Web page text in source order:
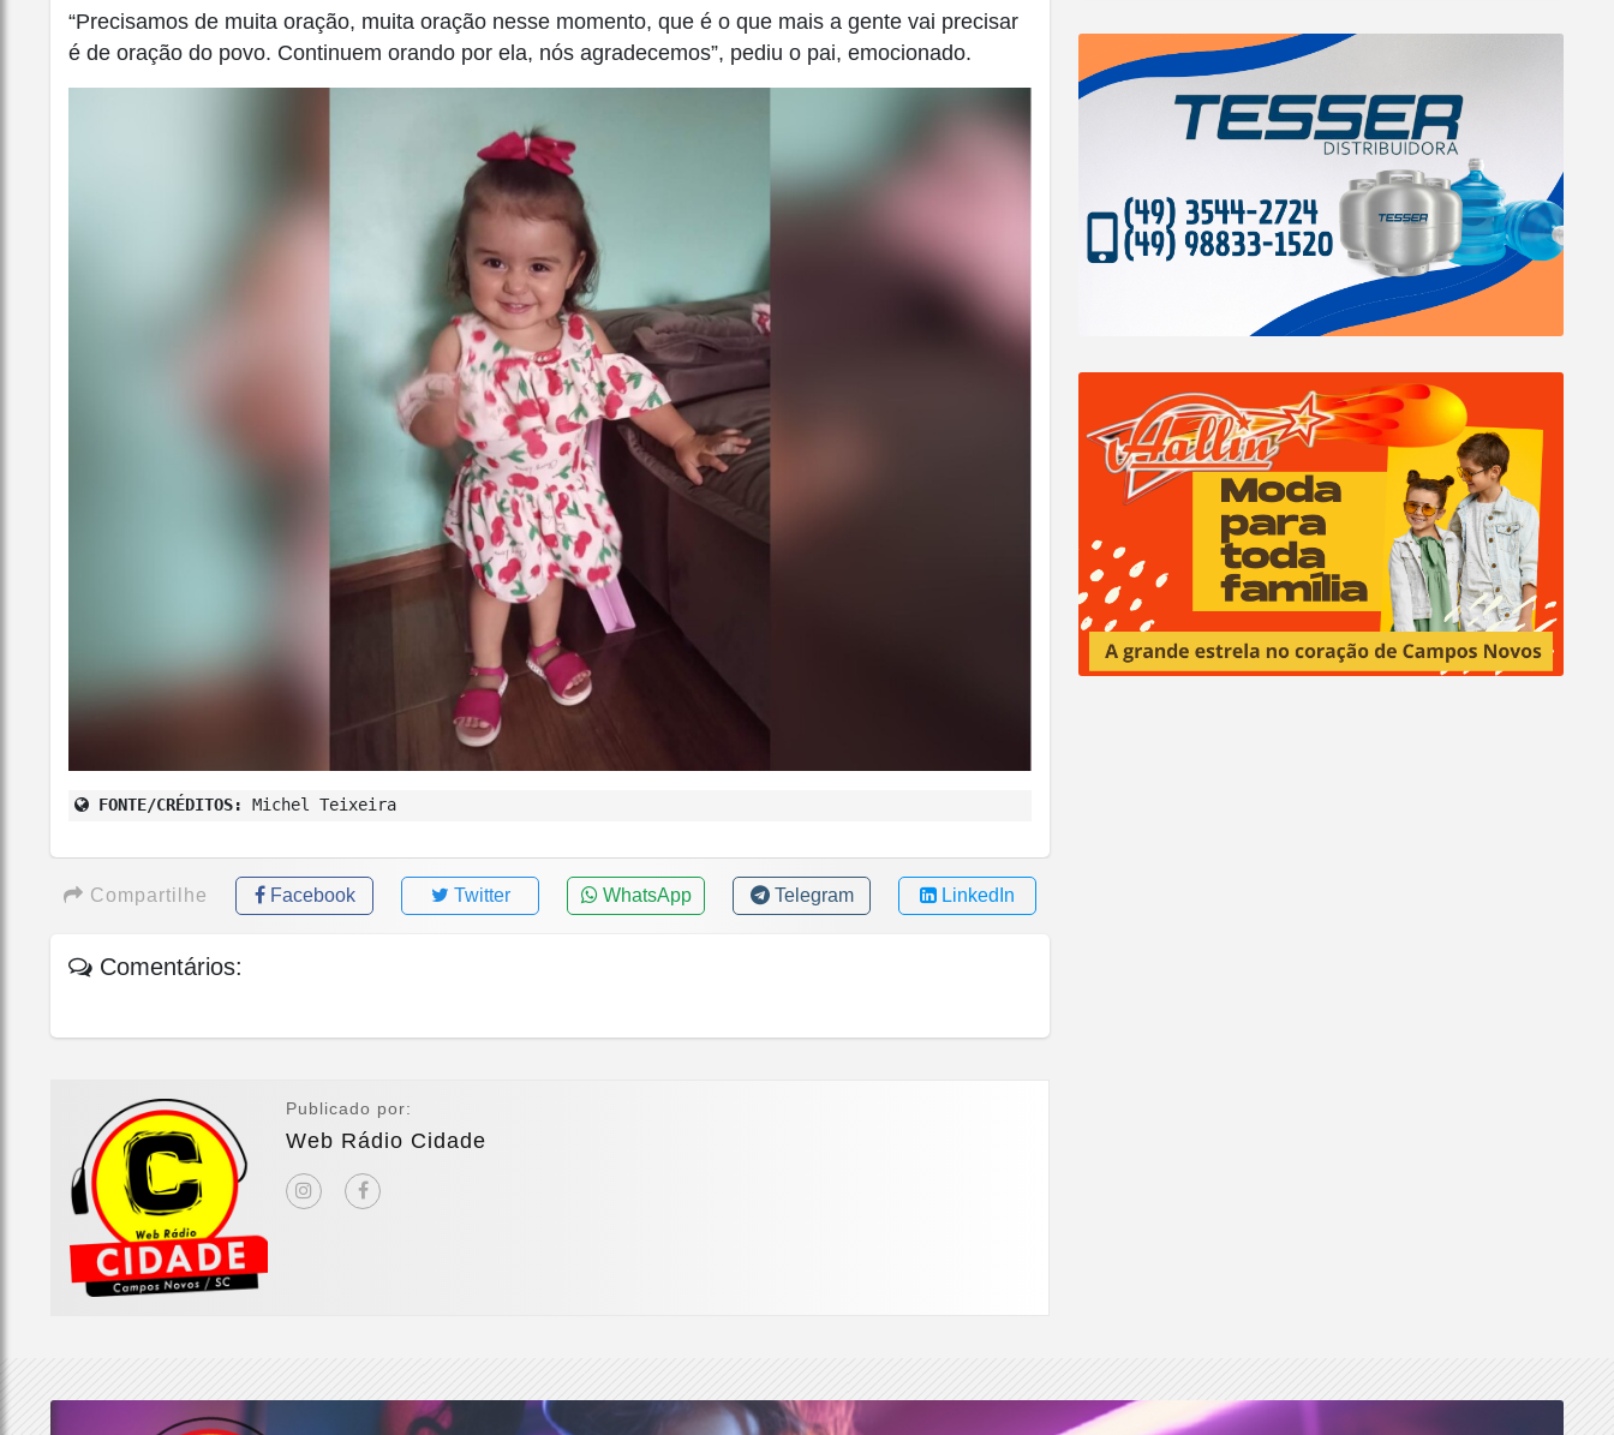
“Precisamos de muita oração, muita oração nesse momento, que é o que mais a gente vai precisar
é de oração do povo. Continuem orando por ela, nós agradecemos”, pediu o pai, emocionado.
FONTE/CRÉDITOS: Michel Teixeira
Compartilhe Facebook Twitter WhatsApp Telegram LinkedIn
Comentários:
Publicado por:
Web Rádio Cidade